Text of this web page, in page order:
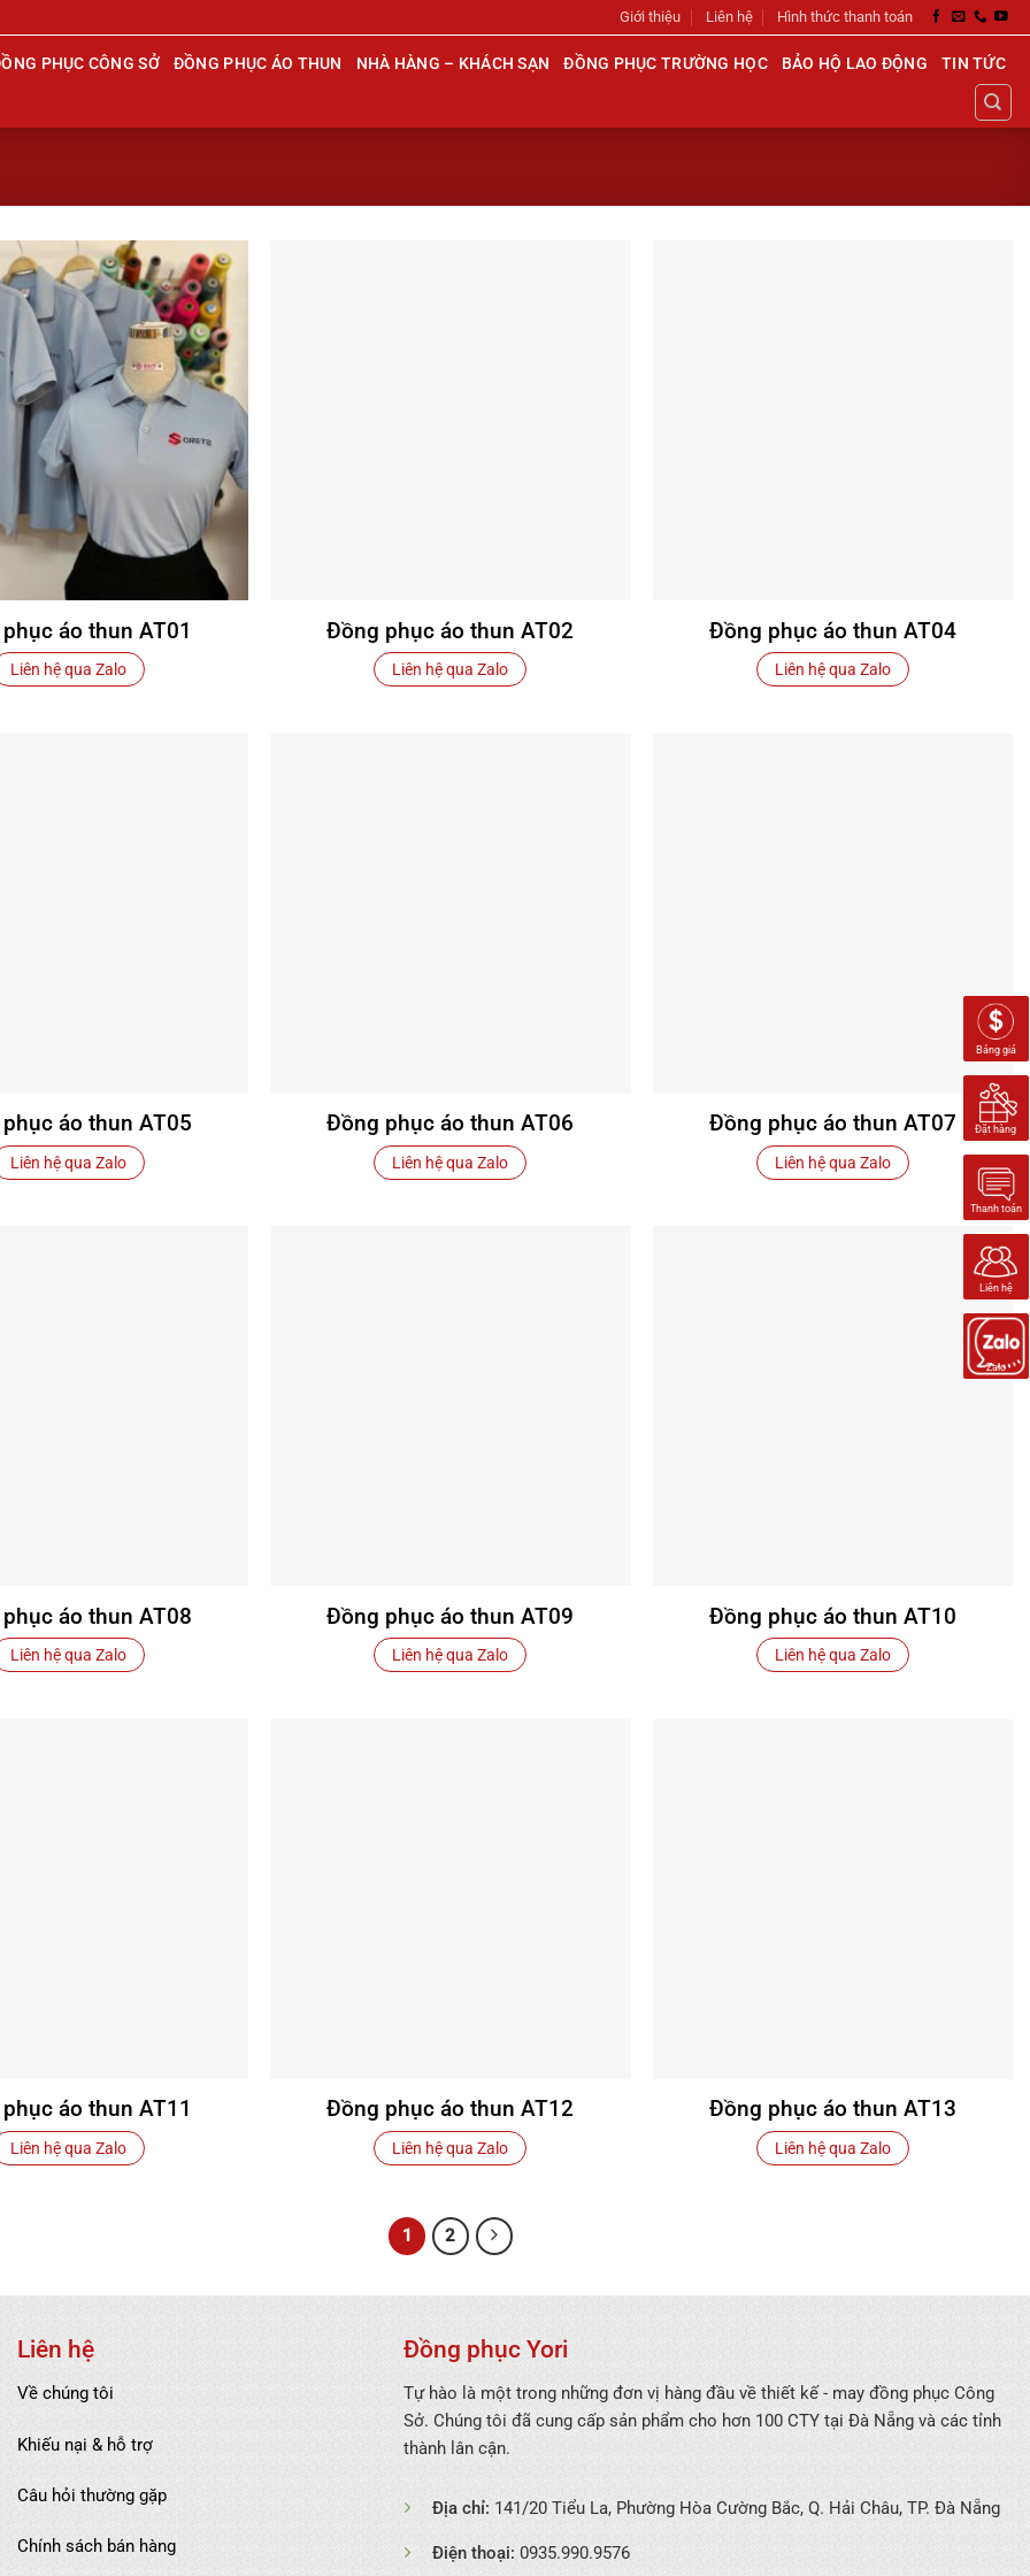
Giới thiệu Liên hệ Hình thức thanh toán
PHỤC CÔNG SỞ ĐỒNG PHỤC ÁO THUN NHÀ HÀNG – KHÁCH SẠN ĐỒNG PHỤC TRƯỜNG HỌC BẢO HỘ LAO ĐỘNG TIN TỨC
áo thun AT01
Liên hệ qua Zalo
Đồng phục áo thun AT02
Liên hệ qua Zalo
Đồng phục áo thun AT04
Liên hệ qua Zalo
áo thun AT05
Liên hệ qua Zalo
Đồng phục áo thun AT06
Liên hệ qua Zalo
Đồng phục áo thun AT07
Liên hệ qua Zalo
áo thun AT08
Liên hệ qua Zalo
Đồng phục áo thun AT09
Liên hệ qua Zalo
Đồng phục áo thun AT10
Liên hệ qua Zalo
áo thun AT11
Liên hệ qua Zalo
Đồng phục áo thun AT12
Liên hệ qua Zalo
Đồng phục áo thun AT13
Liên hệ qua Zalo
1 2
Liên hệ
Về chúng tôi
Khiếu nại & hỗ trợ
Câu hỏi thường gặp
Chính sách bán hàng
Đồng phục Yori
Tự hào là một trong những đơn vị hàng đầu về thiết kế - may đồng phục Công
Sở. Chúng tôi đã cung cấp sản phẩm cho hơn 100 CTY tại Đà Nẵng và các tỉnh
thành lân cận.
Địa chỉ: 141/20 Tiểu La, Phường Hòa Cường Bắc, Q. Hải Châu, TP. Đà Nẵng
Điện thoại: 0935.990.9576
Bảng giá
Đặt hàng
Thanh toán
Liên hệ
Zalo